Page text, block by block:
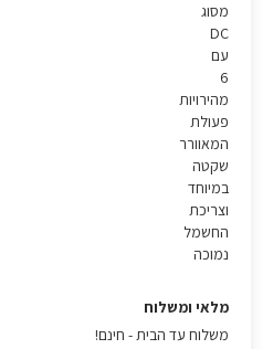
מסוג
DC
עם
6
מהירויות
פעולת
המאוורר
שקטה
במיוחד
וצריכת
החשמל
נמוכה
מלאי ומשלוח
משלוח עד הבית - חינם!